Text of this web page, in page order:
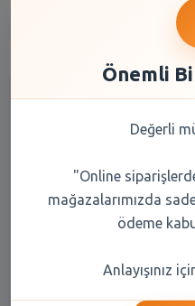
OKEY ULTRA HISSET 10LU
332,85 TL
Önemli
Değerli
"Online
mağazalarımızda
ödeme
Anlayışınız